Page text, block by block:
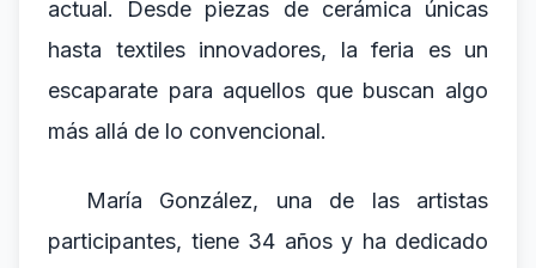
actual. Desde piezas de cerámica únicas
hasta textiles innovadores, la feria es un
escaparate para aquellos que buscan algo
más allá de lo convencional.
María González, una de las artistas
participantes, tiene 34 años y ha dedicado